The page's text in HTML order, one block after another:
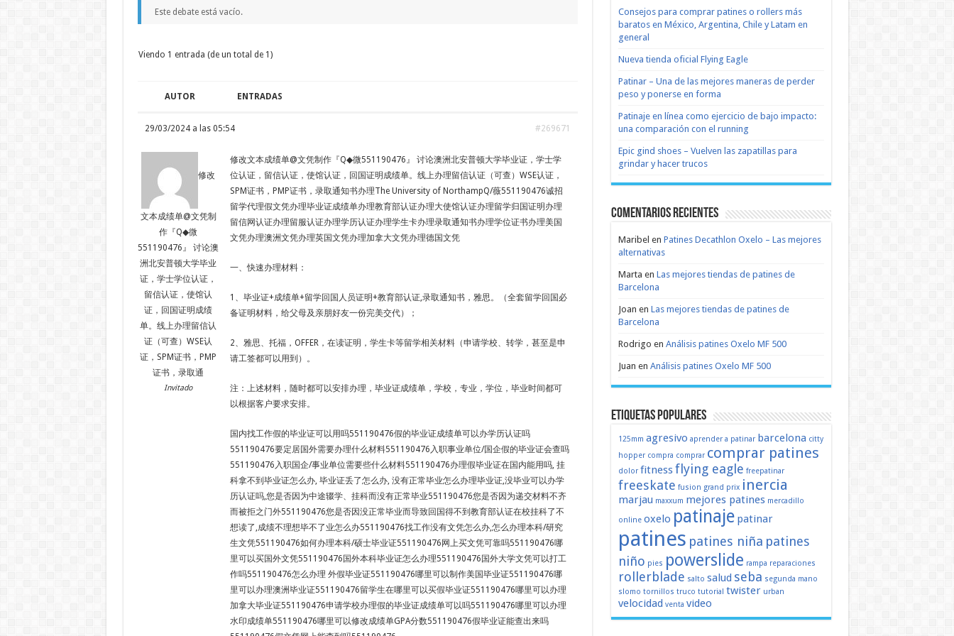
Este debate está vacío.
Viendo 1 entrada (de un total de 1)
AUTOR ENTRADAS
29/03/2024 a las 05:54 #269671
修改
文本成绩单@文凭制
作『Q◆微
551190476』 讨论澳
洲北安普顿大学毕业
证，学士学位认证，
留信认证，使馆认
证，回国证明成绩
单。线上办理留信认
证（可查）WSE认
证，SPM证书，PMP
证书，录取通
Invitado
修改文本成绩单@文凭制作『Q◆微551190476』 讨论澳洲北安普顿大学毕业证，学士学
位认证，留信认证，使馆认证，回国证明成绩单。线上办理留信认证（可查）WSE认证，
SPM证书，PMP证书，录取通知书办理The University of NorthampQ/薇551190476诚招
留学代理假文凭办理毕业证成绩单办理教育部认证办理大使馆认证办理留学归国证明办理
留信网认证办理留服认证办理学历认证办理学生卡办理录取通知书办理学位证书办理美国
文凭办理澳洲文凭办理英国文凭办理加拿大文凭办理德国文凭
一、快速办理材料：
1、毕业证+成绩单+留学回国人员证明+教育部认证,录取通知书，雅思。（全套留学回国必
备证明材料，给父母及亲朋好友一份完美交代）；
2、雅思、托福，OFFER，在读证明，学生卡等留学相关材料（申请学校、转学，甚至是申
请工签都可以用到）。
注：上述材料，随时都可以安排办理，毕业证成绩单，学校，专业，学位，毕业时间都可
以根据客户要求安排。
国内找工作假的毕业证可以用吗551190476假的毕业证成绩单可以办学历认证吗
551190476要定居国外需要办理什么材料551190476入职事业单位/国企假的毕业证会查吗
551190476入职国企/事业单位需要些什么材料551190476办理假毕业证在国内能用吗, 挂
科拿不到毕业证怎么办, 毕业证丢了怎么办, 没有正常毕业怎么办理毕业证,没毕业可以办学
历认证吗,您是否因为中途辍学、挂科而没有正常毕业551190476您是否因为递交材料不齐
而被拒之门外551190476您是否因没正常毕业而导致回国得不到教育部认证在校挂科了不
想读了,成绩不理想毕不了业怎么办551190476找工作没有文凭怎么办,怎么办理本科/研究
生文凭551190476如何办理本科/硕士毕业证551190476网上买文凭可靠吗551190476哪
里可以买国外文凭551190476国外本科毕业证怎么办理551190476国外大学文凭可以打工
作吗551190476怎么办理 外假毕业证551190476哪里可以制作美国毕业证551190476哪
里可以办理澳洲毕业证551190476留学生在哪里可以买假毕业证551190476哪里可以办理
加拿大毕业证551190476申请学校办理假的毕业证成绩单可以吗551190476哪里可以办理
水印成绩单551190476哪里可以修改成绩单GPA分数551190476假毕业证能查出来吗
Consejos para comprar patines o rollers más
baratos en México, Argentina, Chile y Latam en
general
Nueva tienda oficial Flying Eagle
Patinar – Una de las mejores maneras de perder
peso y ponerse en forma
Patinaje en línea como ejercicio de bajo impacto:
una comparación con el running
Epic gind shoes – Vuelven las zapatillas para
grindar y hacer trucos
Comentarios recientes
Maribel en Patines Decathlon Oxelo – Las mejores
alternativas
Marta en Las mejores tiendas de patines de
Barcelona
Joan en Las mejores tiendas de patines de
Barcelona
Rodrigo en Análisis patines Oxelo MF 500
Juan en Análisis patines Oxelo MF 500
Etiquetas populares
125mm agresivo aprender a patinar barcelona citty
hopper compra comprar comprar patines
dolor fitnessflying eagle freepatinar
freeskate fusion grand prix inercia
marjau maxxum mejores patines mercadillo
online oxelo patinaje patinar
patines patines niña patines
niño pies powerslide rampa reparaciones
rollerblade salto salud seba segunda mano
slomo tornillos truco tutorial twister urban
velocidad venta video